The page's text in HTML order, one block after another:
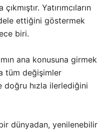
Yatırımcıların
ettiğini göstermek
biri.
ana konusuna girmek
tüm değişimler
doğru hızla ilerlediğini
dünyadan, yenilenebilir